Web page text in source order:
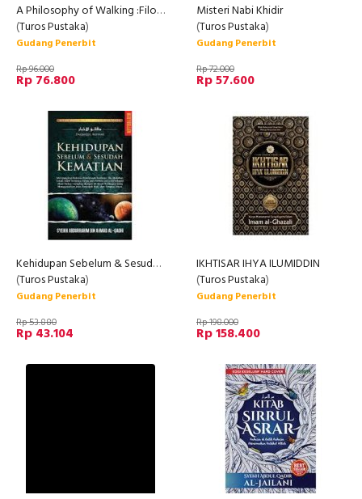
A Philosophy of Walking :Filosofi Jalan Kaki
(Turos Pustaka)
Gudang Penerbit
Rp 96.000
Rp 76.800
Misteri Nabi Khidir
(Turos Pustaka)
Gudang Penerbit
Rp 72.000
Rp 57.600
Kehidupan Sebelum & Sesudah Kematian
(Turos Pustaka)
Gudang Penerbit
Rp 53.880
Rp 43.104
IKHTISAR IHYA ILUMIDDIN
(Turos Pustaka)
Gudang Penerbit
Rp 198.000
Rp 158.400